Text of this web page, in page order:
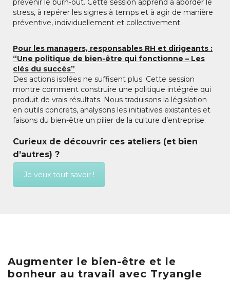
prévenir le burn-out. Cette session apprend à aborder le
stress, à repérer les signes à temps et à agir de manière
préventive, individuellement et collectivement.
Pour les managers, responsables RH et dirigeants :
“Une politique de bien-être qui fonctionne – Les
clés du succès”
Des actions isolées ne suffisent plus. Cette session
montre comment construire une politique intégrée qui
produit de vrais résultats. Nous traduisons la législation
en outils concrets, analysons les initiatives existantes et
faisons du bien-être un pilier de la culture d’entreprise.
Curieux de découvrir ces ateliers (et bien
d’autres) ?
Je veux tout savoir !
Augmenter le bien-être et le
bonheur au travail avec Tryangle